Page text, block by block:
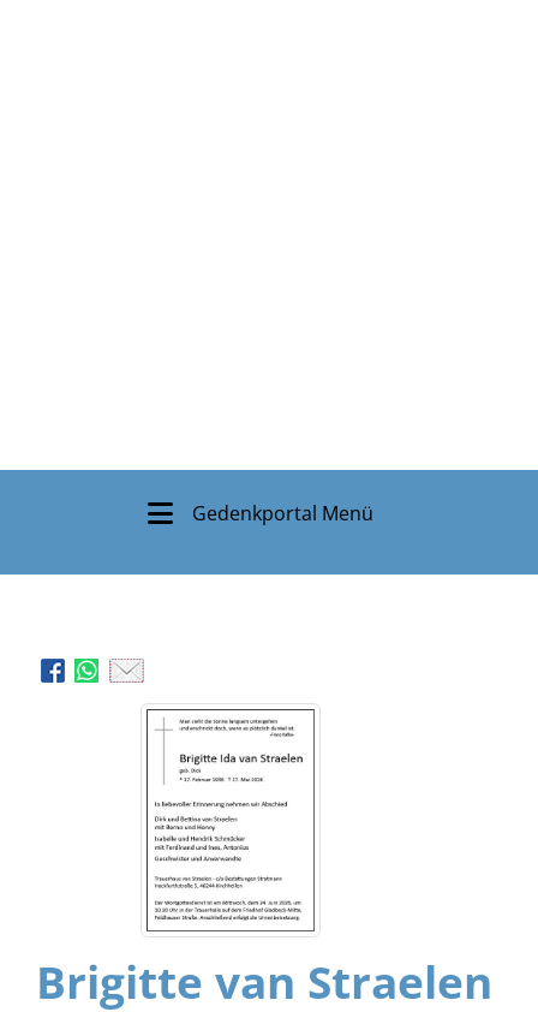
Gedenkportal Menü
Brigitte van Straelen